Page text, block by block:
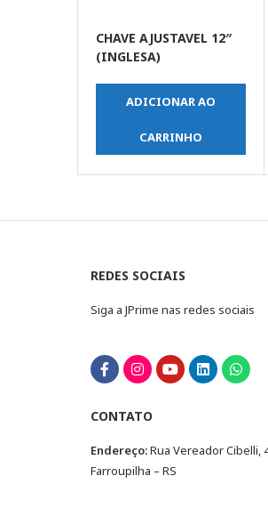
CHAVE AJUSTAVEL 12″
(INGLESA)
ADICIONAR AO
CARRINHO
REDES SOCIAIS
Siga a JPrime nas redes sociais
CONTATO
Endereço:Rua Vereador Cibelli,
Farroupilha – RS